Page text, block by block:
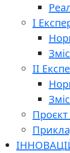
І
ІІ
Проєкт